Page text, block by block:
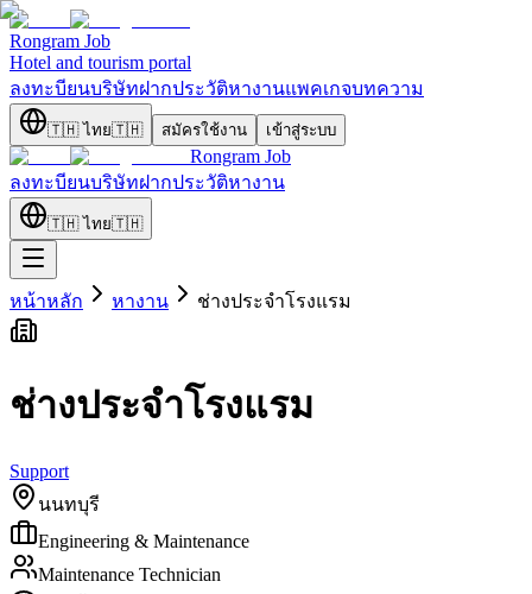
Rongram Job
Hotel and tourism portal
ลงทะบียนบริษัทฝากประวัติหางานแพคเกจบทความ
🇹🇭 ไทย🇹🇭 สมัครใช้งาน เข้าสู่ระบบ
Rongram Job
ลงทะบียนบริษัทฝากประวัติหางาน
🇹🇭 ไทย🇹🇭
หน้าหลัก หางาน ช่างประจำโรงแรม
ช่างประจำโรงแรม
Support
นนทบุรี
Engineering & Maintenance
Maintenance Technician